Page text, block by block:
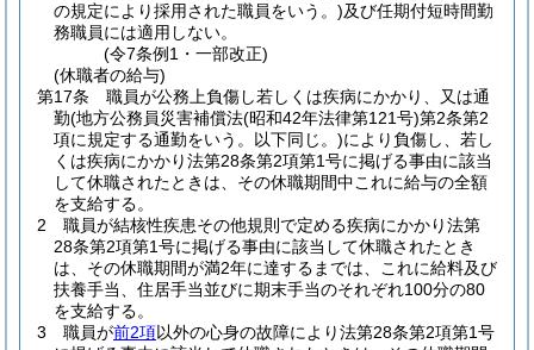
の規定により採用された職員をいう。)及び任期付短時間勤
務職員には適用しない。
(令7条例1・一部改正)
(休職者の給与)
第17条
職員が公務上負傷し若しくは疾病にかかり、又は通
勤(地方公務員災害補償法(昭和42年法律第121号)第2条第2
項に規定する通勤をいう。以下同じ。)により負傷し、若し
くは疾病にかかり法第28条第2項第1号に掲げる事由に該当
して休職されたときは、その休職期間中これに給与の全額
を支給する。
2
職員が結核性疾患その他規則で定める疾病にかかり法第
28条第2項第1号に掲げる事由に該当して休職されたとき
は、その休職期間が満2年に達するまでは、これに給料及び
扶養手当、住居手当並びに期末手当のそれぞれ100分の80
を支給する。
3
職員が前2項以外の心身の故障により法第28条第2項第1号